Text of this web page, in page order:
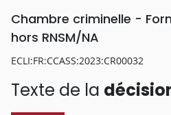
Chambre criminelle -
hors RNSM/NA
ECLI:FR:CCASS:2023:CR00032
Texte de la